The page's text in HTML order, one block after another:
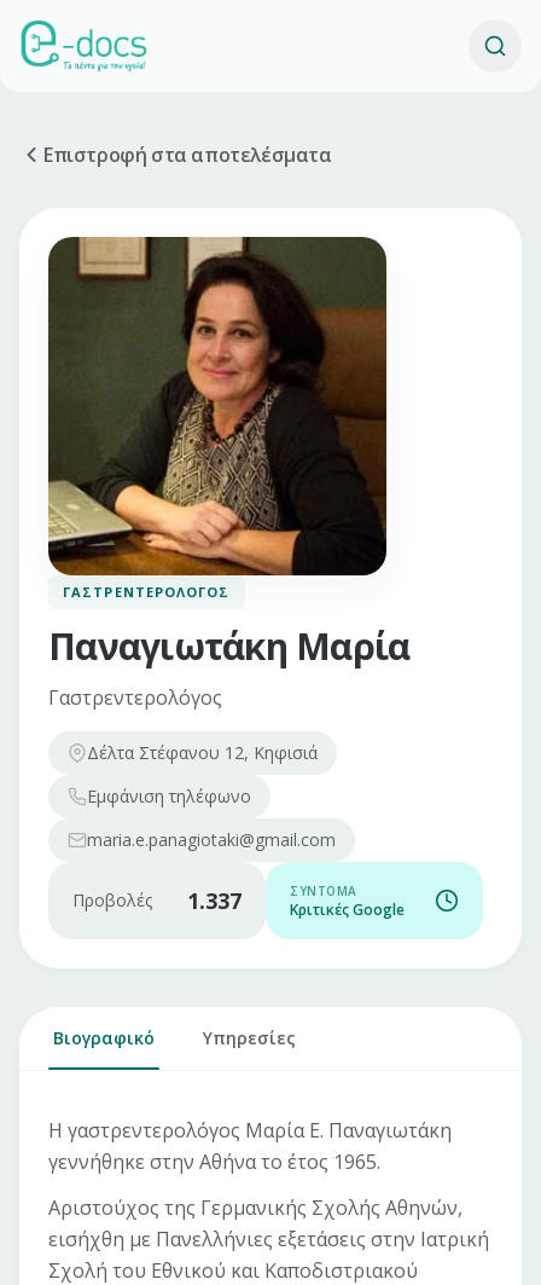
Επιστροφή στα αποτελέσματα
ΓΑΣΤΡΕΝΤΕΡΟΛΌΓΟΣ
Παναγιωτάκη Μαρία
Γαστρεντερολόγος
Δέλτα Στέφανου 12, Κηφισιά
Εμφάνιση τηλέφωνο
maria.e.panagiotaki@gmail.com
Προβολές 1.337 ΣΎΝΤΟΜΑ
Κριτικές Google
Βιογραφικό Υπηρεσίες
Η γαστρεντερολόγος Μαρία Ε. Παναγιωτάκη
γεννήθηκε στην Αθήνα το έτος 1965.
Αριστούχος της Γερμανικής Σχολής Αθηνών,
εισήχθη με Πανελλήνιες εξετάσεις στην Ιατρική
Σχολή του Εθνικού και Καποδιστριακού